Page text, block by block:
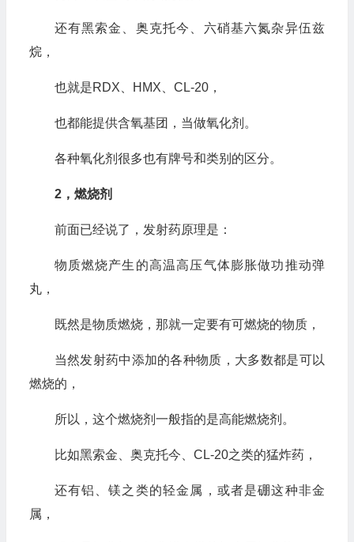
还有黑索金、奥克托今、六硝基六氮杂异伍兹
烷，
也就是RDX、HMX、CL-20，
也都能提供含氧基团，当做氧化剂。
各种氧化剂很多也有牌号和类别的区分。
2，燃烧剂
前面已经说了，发射药原理是：
物质燃烧产生的高温高压气体膨胀做功推动弹
丸，
既然是物质燃烧，那就一定要有可燃烧的物质，
当然发射药中添加的各种物质，大多数都是可以
燃烧的，
所以，这个燃烧剂一般指的是高能燃烧剂。
比如黑索金、奥克托今、CL-20之类的猛炸药，
还有铝、镁之类的轻金属，或者是硼这种非金
属，